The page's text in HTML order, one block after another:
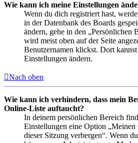
Wie kann ich meine Einstellungen
Wenn du dich registriert hast,
in der Datenbank des Boards
ändern, gehe in den „Persönlichen
wird meist oben auf der Seite
Benutzernamen klickst. Dort
Einstellungen ändern.
Nach oben
Wie kann ich verhindern, dass mein
Online-Liste auftaucht?
In deinem persönlichen Bereich
Einstellungen eine Option
dieser Sitzung verbergen“. Wenn